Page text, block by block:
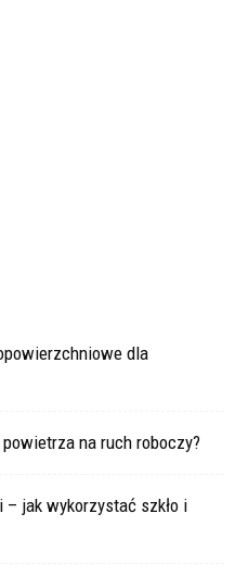
dla
na ruch roboczy?
– jak wykorzystać szkło i